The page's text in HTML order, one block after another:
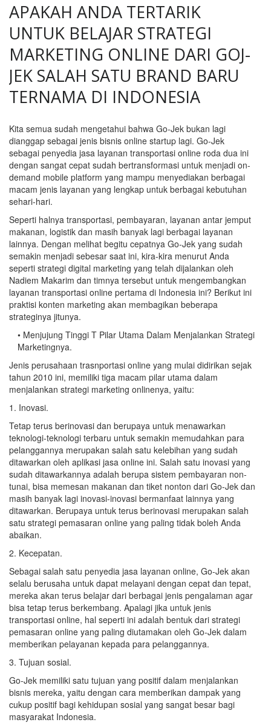
APAKAH ANDA TERTARIK
UNTUK BELAJAR STRATEGI
MARKETING ONLINE DARI GOJ-
JEK SALAH SATU BRAND BARU
TERNAMA DI INDONESIA
Kita semua sudah mengetahui bahwa Go-Jek bukan lagi
dianggap sebagai jenis bisnis online startup lagi. Go-Jek
sebagai penyedia jasa layanan transportasi online roda dua ini
dengan sangat cepat sudah bertransformasi untuk menjadi on-
demand mobile platform yang mampu menyediakan berbagai
macam jenis layanan yang lengkap untuk berbagai kebutuhan
sehari-hari.
Seperti halnya transportasi, pembayaran, layanan antar jemput
makanan, logistik dan masih banyak lagi berbagai layanan
lainnya. Dengan melihat begitu cepatnya Go-Jek yang sudah
semakin menjadi sebesar saat ini, kira-kira menurut Anda
seperti strategi digital marketing yang telah dijalankan oleh
Nadiem Makarim dan timnya tersebut untuk mengembangkan
layanan transportasi online pertama di Indonesia ini? Berikut ini
praktisi konten marketing akan membagikan beberapa
strateginya jitunya.
• Menjujung Tinggi T Pilar Utama Dalam Menjalankan Strategi
Marketingnya.
Jenis perusahaan trasnportasi online yang mulai didirikan sejak
tahun 2010 ini, memiliki tiga macam pilar utama dalam
menjalankan strategi marketing onlinenya, yaitu:
1. Inovasi.
Tetap terus berinovasi dan berupaya untuk menawarkan
teknologi-teknologi terbaru untuk semakin memudahkan para
pelanggannya merupakan salah satu kelebihan yang sudah
ditawarkan oleh aplikasi jasa online ini. Salah satu inovasi yang
sudah ditawarkannya adalah berupa sistem pembayaran non-
tunai, bisa memesan makanan dan tiket nonton dari Go-Jek dan
masih banyak lagi inovasi-inovasi bermanfaat lainnya yang
ditawarkan. Berupaya untuk terus berinovasi merupakan salah
satu strategi pemasaran online yang paling tidak boleh Anda
abaikan.
2. Kecepatan.
Sebagai salah satu penyedia jasa layanan online, Go-Jek akan
selalu berusaha untuk dapat melayani dengan cepat dan tepat,
mereka akan terus belajar dari berbagai jenis pengalaman agar
bisa tetap terus berkembang. Apalagi jika untuk jenis
transportasi online, hal seperti ini adalah bentuk dari strategi
pemasaran online yang paling diutamakan oleh Go-Jek dalam
memberikan pelayanan kepada para pelanggannya.
3. Tujuan sosial.
Go-Jek memiliki satu tujuan yang positif dalam menjalankan
bisnis mereka, yaitu dengan cara memberikan dampak yang
cukup positif bagi kehidupan sosial yang sangat besar bagi
masyarakat Indonesia.